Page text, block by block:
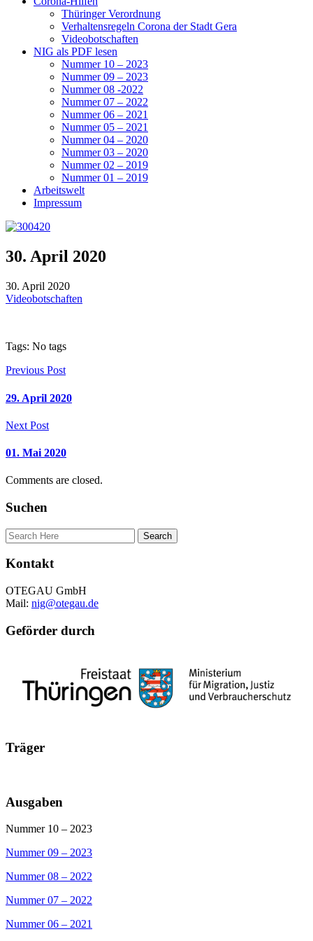
Thüringer Verordnung
Verhaltensregeln Corona der Stadt Gera
Videobotschaften
NIG als PDF lesen
Nummer 10 – 2023
Nummer 09 – 2023
Nummer 08 -2022
Nummer 07 – 2022
Nummer 06 – 2021
Nummer 05 – 2021
Nummer 04 – 2020
Nummer 03 – 2020
Nummer 02 – 2019
Nummer 01 – 2019
Arbeitswelt
Impressum
30. April 2020
30. April 2020
Videobotschaften
Tags: No tags
Previous Post
29. April 2020
Next Post
01. Mai 2020
Comments are closed.
Suchen
Kontakt
OTEGAU GmbH
Mail: nig@otegau.de
Geförder durch
Träger
Ausgaben
Nummer 10 – 2023
Nummer 09 – 2023
Nummer 08 – 2022
Nummer 07 – 2022
Nummer 06 – 2021